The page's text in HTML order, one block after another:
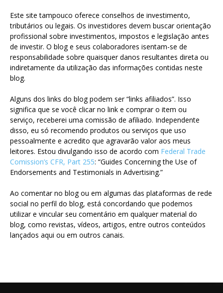
Este site tampouco oferece conselhos de investimento,
tributários ou legais. Os investidores devem buscar orientação
profissional sobre investimentos, impostos e legislação antes
de investir. O blog e seus colaboradores isentam-se de
responsabilidade sobre quaisquer danos resultantes direta ou
indiretamente da utilização das informações contidas neste
blog.
Alguns dos links do blog podem ser “links afiliados”. Isso
significa que se você clicar no link e comprar o item ou
serviço, receberei uma comissão de afiliado. Independente
disso, eu só recomendo produtos ou serviços que uso
pessoalmente e acredito que agravarão valor aos meus
leitores. Estou divulgando isso de acordo com Federal Trade
Comission’s CFR, Part 255: “Guides Concerning the Use of
Endorsements and Testimonials in Advertising.”
Ao comentar no blog ou em algumas das plataformas de rede
social no perfil do blog, está concordando que podemos
utilizar e vincular seu comentário em qualquer material do
blog, como revistas, vídeos, artigos, entre outros conteúdos
lançados aqui ou em outros canais.